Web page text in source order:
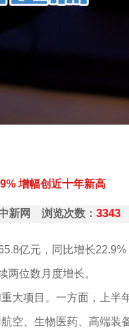
增幅创近十年新高
新网 浏览次数： 3343
亿元，同比增长
位数月度增长。
项目。一方面，上半
空、生物医药、高端装